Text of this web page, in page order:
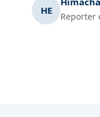
HE
Reporter